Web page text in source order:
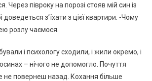
Через півроку на порозі стояв мій син із
з’їхати з цієї квартири. -Чому
розлу чаємося.
і психологу сходили, і жили окремо, і
– нічого не допомогло. Почуття
не повернеш назад. Кохання більше